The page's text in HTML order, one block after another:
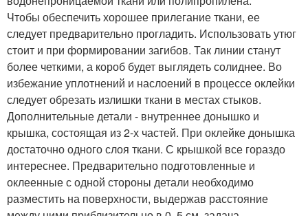
Чтобы обеспечить хорошее прилегание ткани, ее
следует предварительно прогладить. Использовать утюг
стоит и при формировании загибов. Так линии станут
более четкими, а короб будет выглядеть солиднее. Во
избежание уплотнений и наслоений в процессе оклейки
следует обрезать излишки ткани в местах стыков.
Дополнительные детали - внутреннее донышко и
крышка, состоящая из 2-х частей. При оклейке донышка
достаточно одного слоя ткани. С крышкой все гораздо
интереснее. Предварительно подготовленные и
оклеенные с одной стороны детали необходимо
разместить на поверхности, выдержав расстояние